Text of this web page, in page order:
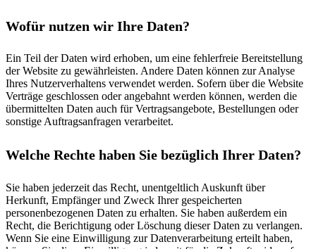
Wofür nutzen wir Ihre Daten?
Ein Teil der Daten wird erhoben, um eine fehlerfreie Bereitstellung
der Website zu gewährleisten. Andere Daten können zur Analyse
Ihres Nutzerverhaltens verwendet werden. Sofern über die Website
Verträge geschlossen oder angebahnt werden können, werden die
übermittelten Daten auch für Vertragsangebote, Bestellungen oder
sonstige Auftragsanfragen verarbeitet.
Welche Rechte haben Sie bezüglich Ihrer Daten?
Sie haben jederzeit das Recht, unentgeltlich Auskunft über
Herkunft, Empfänger und Zweck Ihrer gespeicherten
personenbezogenen Daten zu erhalten. Sie haben außerdem ein
Recht, die Berichtigung oder Löschung dieser Daten zu verlangen.
Wenn Sie eine Einwilligung zur Datenverarbeitung erteilt haben,